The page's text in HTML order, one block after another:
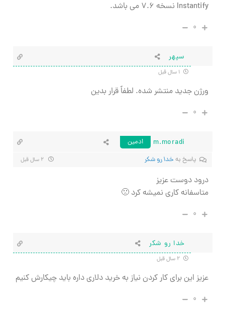
Instantify نسخه 7.6 می باشد.
۰
سپهر
ورژن جدید منتشر شده. لطفاً قرار بدین
۰
m.moradi
ادمین
پاسخ به خدا رو شکر
درود دوست عزیز
متاسفانه کاری نمیشه کرد 🙁
۰
خدا رو شکر
عزیز این برای کار کردن نیاز به خرید دلاری داره باید چیکارش کنیم
۰